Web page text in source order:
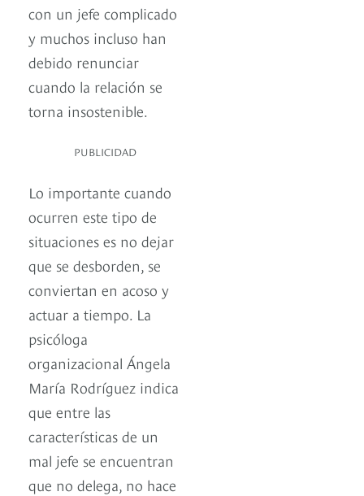
con un jefe complicado
y muchos incluso han
debido renunciar
cuando la relación se
torna insostenible.
PUBLICIDAD
Lo importante cuando
ocurren este tipo de
situaciones es no dejar
que se desborden, se
conviertan en acoso y
actuar a tiempo. La
psicóloga
organizacional Ángela
María Rodríguez indica
que entre las
características de un
mal jefe se encuentran
que no delega, no hace